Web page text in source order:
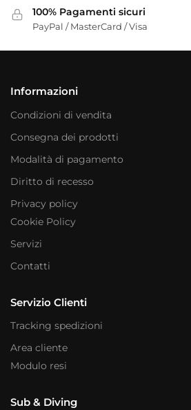
100% Pagamenti sicuri
PayPal / MasterCard / Visa
Informazioni
Condizioni di vendita
Consegna dei prodotti
Modalità di pagamento
Diritto di recesso
Privacy policy
Cookie Policy
Servizi
Contatti
Servizio Clienti
Tracking spedizioni
Area cliente
Modulo resi
Sub & Diving